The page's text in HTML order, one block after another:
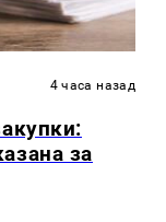
4 часа назад
за